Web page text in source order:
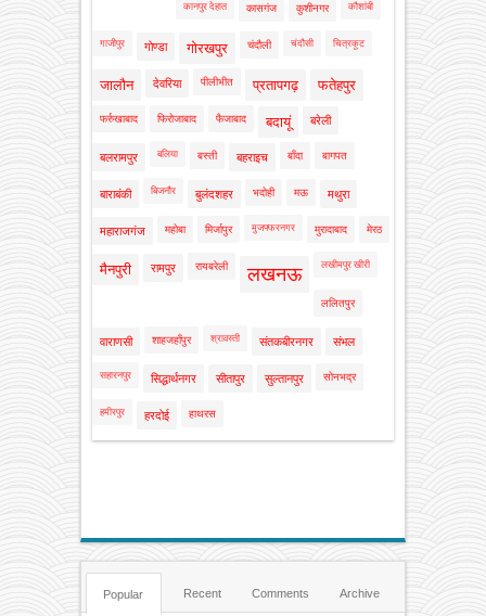
कानपुर देहात कासगंज कुशीनगर कौशांबी
गाजीपुर गोण्डा गोरखपुर चंदौली चंदौसी चित्रकूट
जालौन देवरिया पीलीभीत प्रतापगढ़ फतेहपुर
फर्रुखाबाद फिरोजाबाद फैजाबाद बदायूं बरेली
बलरामपुर बलिया बस्ती बहराइच बाँदा बागपत
बाराबंकी बिजनौर बुलंदशहर भदोही मऊ मथुरा
महाराजगंज महोबा मिर्जापुर मुजफ्फरनगर मुरादाबाद मेरठ
मैनपुरी रामपुर रायबरेली लखनऊ लखीमपुर खीरी
ललितपुर
वाराणसी शाहजहाँपुर श्रावस्ती संतकबीरनगर संभल
सहारनपुर सिद्धार्थनगर सीतापुर सुल्तानपुर सोनभद्र
हमीरपुर हरदोई हाथरस
Popular Recent Comments Archive